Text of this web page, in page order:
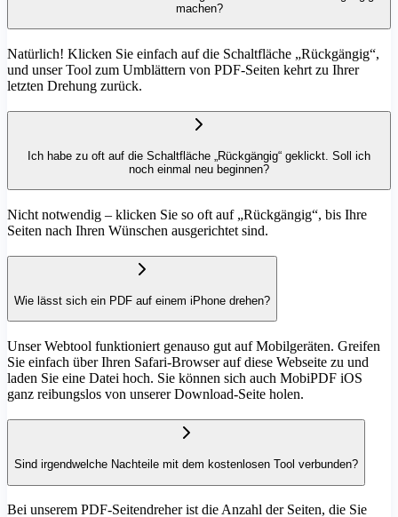
machen?
Natürlich! Klicken Sie einfach auf die Schaltfläche „Rückgängig“,
und unser Tool zum Umblättern von PDF-Seiten kehrt zu Ihrer
letzten Drehung zurück.
Ich habe zu oft auf die Schaltfläche „Rückgängig“ geklickt. Soll ich
noch einmal neu beginnen?
Nicht notwendig – klicken Sie so oft auf „Rückgängig“, bis Ihre
Seiten nach Ihren Wünschen ausgerichtet sind.
Wie lässt sich ein PDF auf einem iPhone drehen?
Unser Webtool funktioniert genauso gut auf Mobilgeräten. Greifen
Sie einfach über Ihren Safari-Browser auf diese Webseite zu und
laden Sie eine Datei hoch. Sie können sich auch MobiPDF iOS
ganz reibungslos von unserer Download-Seite holen.
Sind irgendwelche Nachteile mit dem kostenlosen Tool verbunden?
Bei unserem PDF-Seitendreher ist die Anzahl der Seiten, die Sie